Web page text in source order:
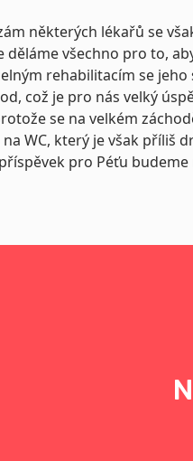
některých lékařů se
děláme všechno pro to,
rehabilitacím se
což je pro nás velký
se na velkém
WC, který je však příliš
pro Péťu budeme